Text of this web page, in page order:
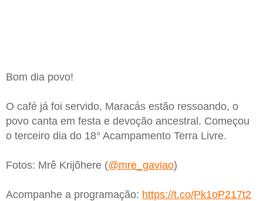
Bom dia povo!
O café já foi servido, Maracás estão ressoando, o
povo canta em festa e devoção ancestral. Começou
o terceiro dia do 18° Acampamento Terra Livre.
Fotos: Mrê Krijõhere (@mre_gaviao)
Acompanhe a programação: https://t.co/Pk1oP217t2